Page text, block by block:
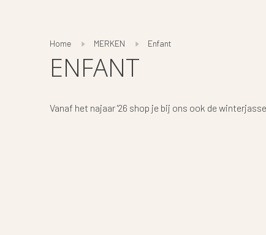
Home MERKEN Enfant
ENFANT
Vanaf het najaar '26 shop je bij ons ook de